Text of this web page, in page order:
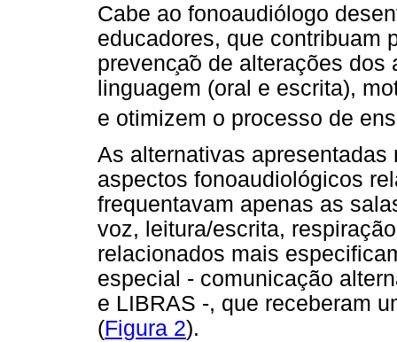
Cabe ao fonoaudiólogo
educadores, que contribuam
prevencao de alterações dos
linguagem (oral e escrita),
e otimizem o processo de
As alternativas
aspectos fonoaudiológicos
frequentavam apenas as
voz, leitura/escrita,
relacionados mais
especial - comunicação
e LIBRAS -, que receberam
(Figura 2).